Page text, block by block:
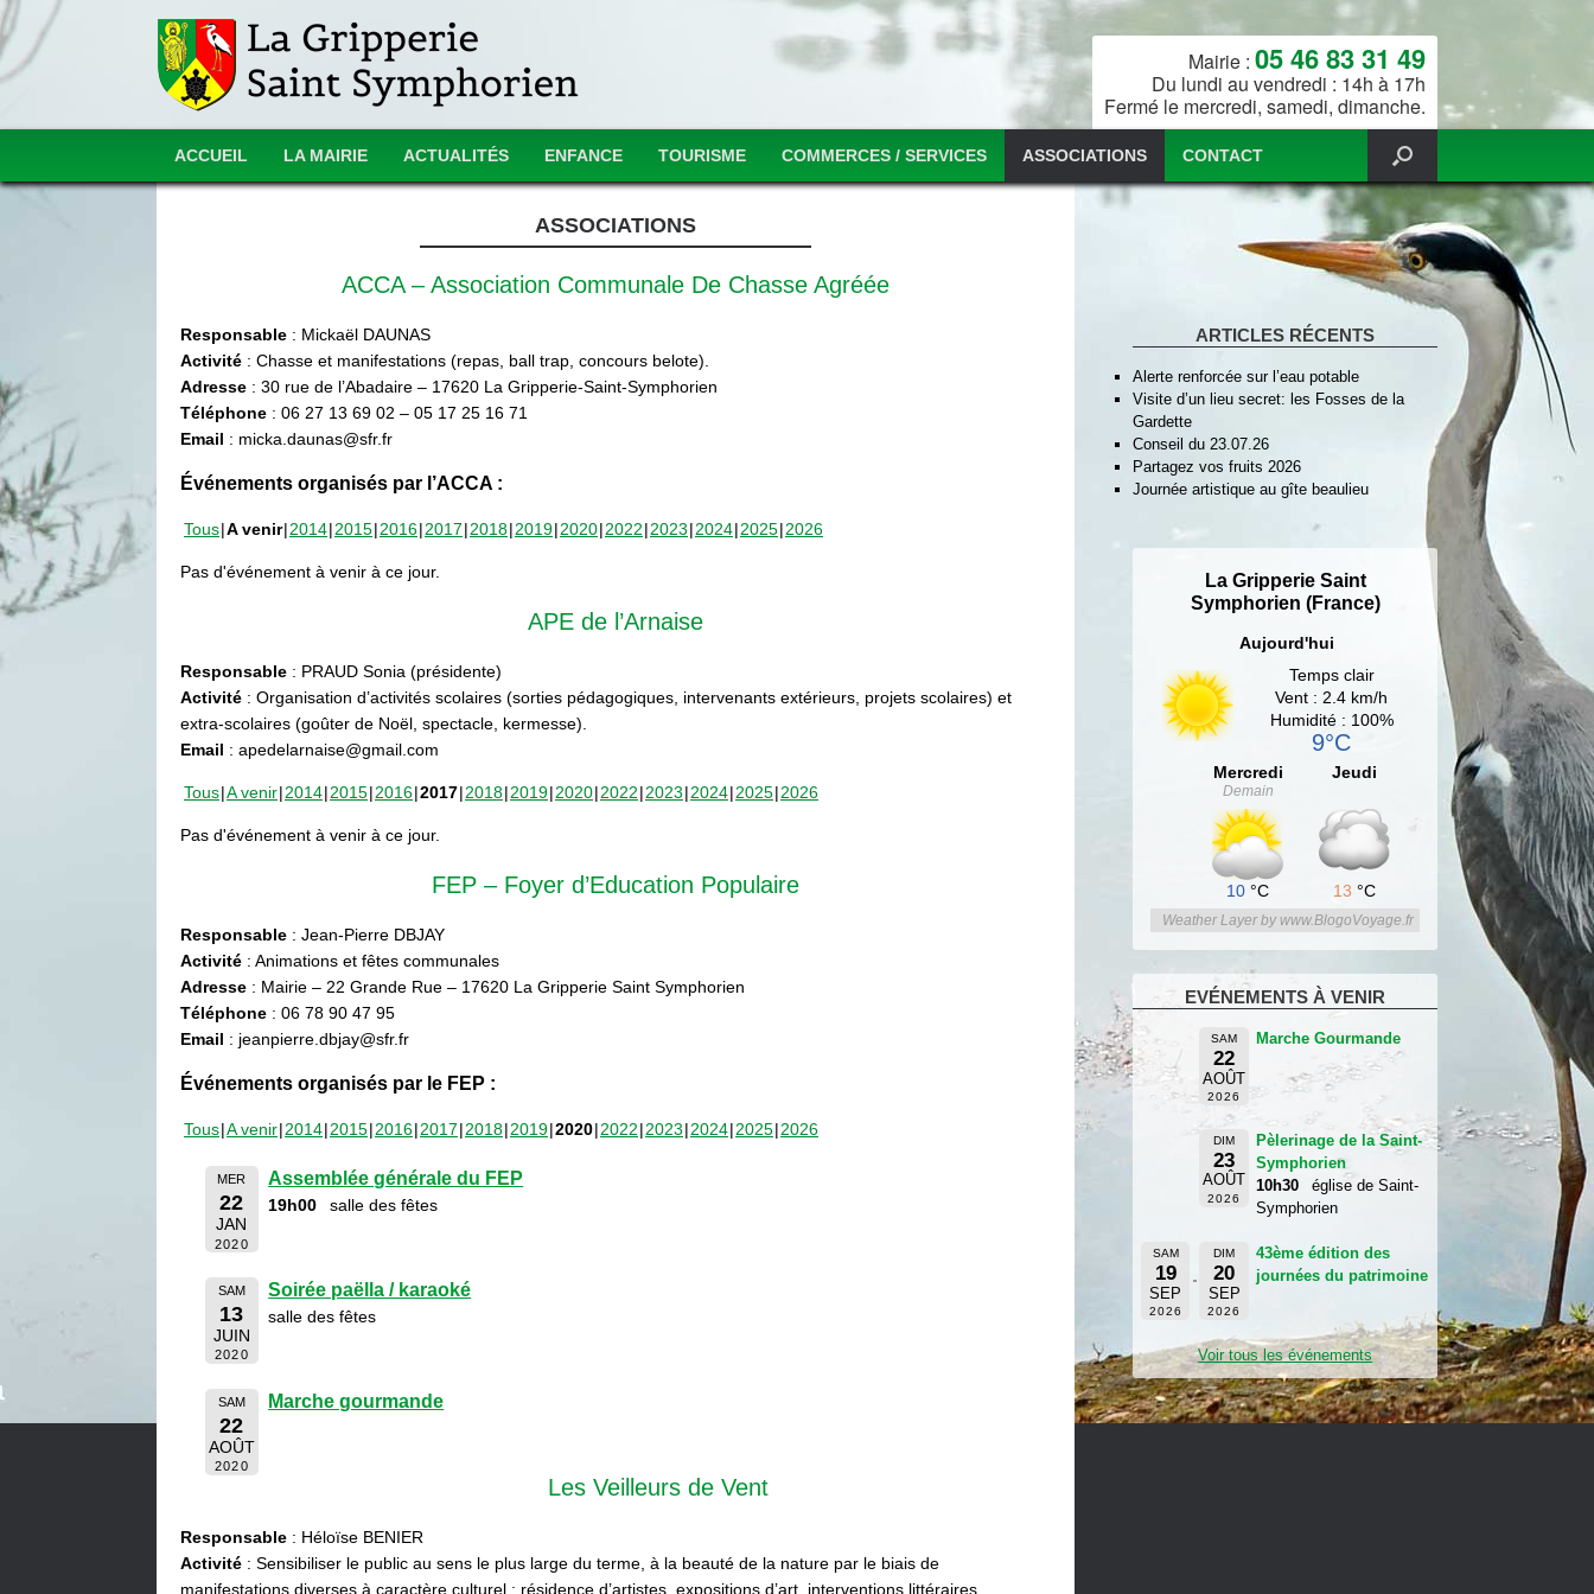
Mairie : 05 46 83 31 49
Du lundi au vendredi : 14h à 17h
Fermé le mercredi, samedi, dimanche.
ACCUEIL LA MAIRIE ACTUALITÉS ENFANCE TOURISME COMMERCES / SERVICES ASSOCIATIONS CONTACT
ASSOCIATIONS
ACCA – Association Communale De Chasse Agréée
Responsable : Mickaël DAUNAS
Activité : Chasse et manifestations (repas, ball trap, concours belote).
Adresse : 30 rue de l’Abadaire – 17620 La Gripperie-Saint-Symphorien
Téléphone : 06 27 13 69 02 – 05 17 25 16 71
Email : micka.daunas@sfr.fr
Événements organisés par l’ACCA :
Tous A venir 2014 2015 2016 2017 2018 2019 2020 2022 2023 2024 2025 2026
Pas d'événement à venir à ce jour.
APE de l’Arnaise
Responsable : PRAUD Sonia (présidente)
Activité : Organisation d’activités scolaires (sorties pédagogiques, intervenants extérieurs, projets scolaires) et
extra-scolaires (goûter de Noël, spectacle, kermesse).
Email : apedelarnaise@gmail.com
Tous A venir 2014 2015 2016 2017 2018 2019 2020 2022 2023 2024 2025 2026
Pas d'événement à venir à ce jour.
FEP – Foyer d’Education Populaire
Responsable : Jean-Pierre DBJAY
Activité : Animations et fêtes communales
Adresse : Mairie – 22 Grande Rue – 17620 La Gripperie Saint Symphorien
Téléphone : 06 78 90 47 95
Email : jeanpierre.dbjay@sfr.fr
Événements organisés par le FEP :
Tous A venir 2014 2015 2016 2017 2018 2019 2020 2022 2023 2024 2025 2026
MER
22
JAN
2020
Assemblée générale du FEP
19h00 salle des fêtes
SAM
13
JUIN
2020
Soirée paëlla / karaoké
salle des fêtes
SAM
22
AOÛT
2020
Marche gourmande
Les Veilleurs de Vent
Responsable : Héloïse BENIER
Activité : Sensibiliser le public au sens le plus large du terme, à la beauté de la nature par le biais de
manifestations diverses à caractère culturel : résidence d’artistes, expositions d’art, interventions littéraires,
ARTICLES RÉCENTS
Alerte renforcée sur l’eau potable
Visite d’un lieu secret: les Fosses de la
Gardette
Conseil du 23.07.26
Partagez vos fruits 2026
Journée artistique au gîte beaulieu
La Gripperie Saint
Symphorien (France)
Aujourd'hui
Temps clair
Vent : 2.4 km/h
Humidité : 100%
9°C
Mercredi
Demain
10 °C
Jeudi
13 °C
Weather Layer by www.BlogoVoyage.fr
EVÉNEMENTS À VENIR
SAM
22
AOÛT
2026
Marche Gourmande
DIM
23
AOÛT
2026
Pèlerinage de la Saint-
Symphorien
10h30
église de Saint-
Symphorien
SAM
19
SEP
2026
DIM
20
SEP
2026
43ème édition des
journées du patrimoine
Voir tous les événements